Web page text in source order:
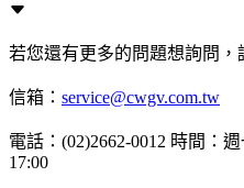
若您還有更多的問題想詢問，
信箱： service@cwgv.com.tw
電話：(02)2662-0012 時間：
17:00